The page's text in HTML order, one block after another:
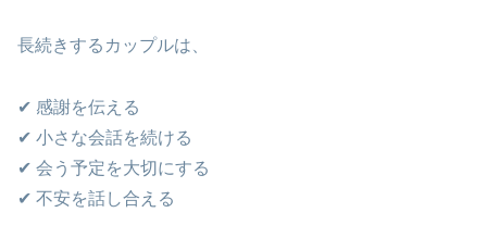
長続きするカップルは、
✔ 感謝を伝える
✔ 小さな会話を続ける
✔ 会う予定を大切にする
✔ 不安を話し合える